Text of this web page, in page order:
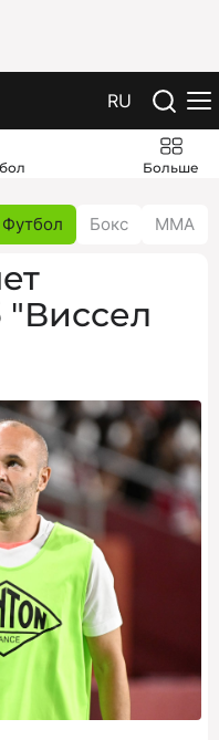
RU
Больше
Футбол Бокс ММА
"Виссел